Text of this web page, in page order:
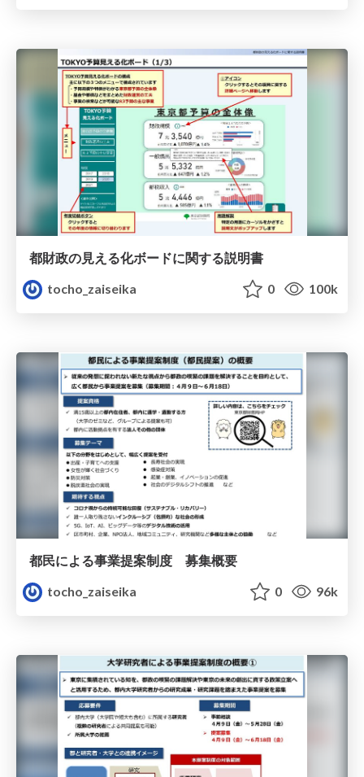
都財政の見える化ボードに関する説明書
tocho_zaiseika
0 100k
都民による事業提案制度 募集概要
tocho_zaiseika
0 96k